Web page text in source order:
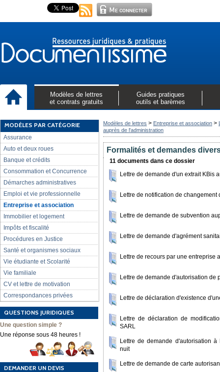
Modèles de lettres
et contrats gratuits
Guides pratiques
outils et barèmes
MODÈLES PAR CATÉGORIE
Assurance
Auto et deux roues
Banque et crédits
Consommation et Concurrence
Démarches administratives
Emploi et vie professionnelle
Entreprise et association
Immobilier et logement
Impôts et fiscalité
Procédures en Justice
Santé et organismes sociaux
Vie étudiante et Scolarité
Vie familiale
CV et lettre de motivation
Correspondances privées
QUESTIONS JURIDIQUES
Une question simple ?
Une réponse sous 48 heures !
DEMANDER UN DEVIS
Modèles de lettres > Entreprise et association >
auprès de l'administration
Formalités et demandes
11 documents dans ce dossier
Lettre de demande d'un extrait KBis
Lettre de notification de changement
Lettre de demande de subvention
Lettre de demande d'agrément
Lettre de recours par une entreprise
Lettre de demande d'autorisation de
Lettre de déclaration d'existence
Lettre de déclaration de
SARL
Lettre de demande d'autorisation
nuit
Lettre de demande de carte